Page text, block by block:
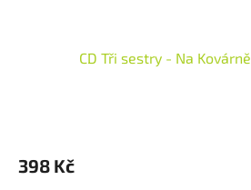
CD Tři sestry - Na
398 Kč